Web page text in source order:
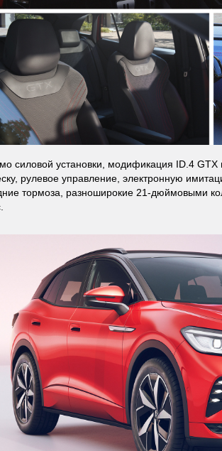
силовой установки, модификация ID.4
рулевое управление, электронную
тормоза, разноширокие 21-дюймовыми